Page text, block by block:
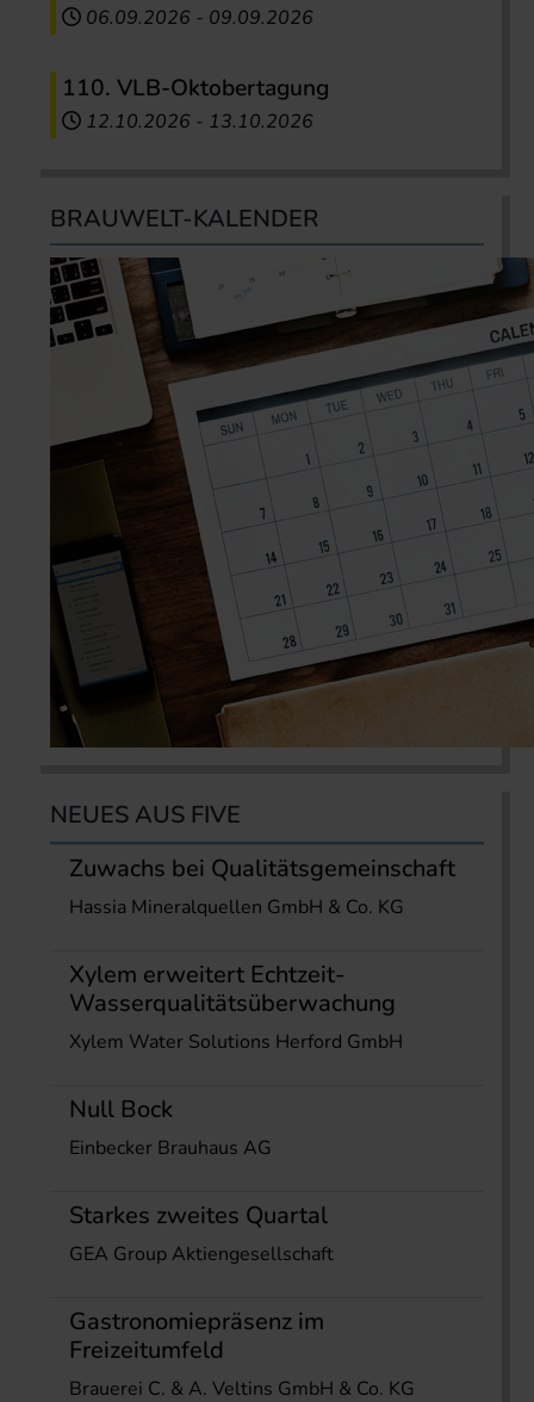
06.09.2026 - 09.09.2026
110. VLB-Oktobertagung
12.10.2026 - 13.10.2026
BRAUWELT-KALENDER
NEUES AUS FIVE
Zuwachs bei Qualitätsgemeinschaft
Hassia Mineralquellen GmbH & Co. KG
Xylem erweitert Echtzeit-
Wasserqualitätsüberwachung
Xylem Water Solutions Herford GmbH
Null Bock
Einbecker Brauhaus AG
Starkes zweites Quartal
GEA Group Aktiengesellschaft
Gastronomiepräsenz im
Freizeitumfeld
Brauerei C. & A. Veltins GmbH & Co. KG